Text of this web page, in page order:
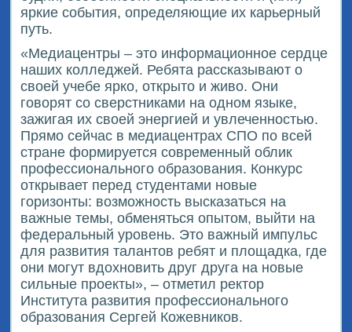
яркие события, определяющие их карьерный
путь.
«Медиацентры – это информационное сердце
наших колледжей. Ребята рассказывают о
своей учебе ярко, открыто и живо. Они
говорят со сверстниками на одном языке,
зажигая их своей энергией и увлеченностью.
Прямо сейчас в медиацентрах СПО по всей
стране формируется современный облик
профессионального образования. Конкурс
открывает перед студентами новые
горизонты: возможность высказаться на
важные темы, обменяться опытом, выйти на
федеральный уровень. Это важный импульс
для развития талантов ребят и площадка, где
они могут вдохновить друг друга на новые
сильные проекты», – отметил ректор
Института развития профессионального
образования Сергей Кожевников.